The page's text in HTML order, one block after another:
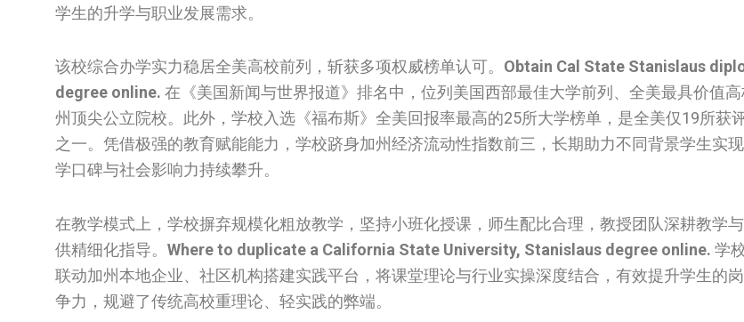
学生的升学与职业发展需求。
该校综合办学实力稳居全美高校前列，斩获多项权威榜单认可。 Obtain Cal State Stanislaus
degree online. 在《美国新闻与世界报道》排名中，位列美国西部最佳大学前列、全美最具价值
州顶尖公立院校。此外，学校入选《福布斯》全美回报率最高的25所大学榜单，是全美仅19所获
之一。凭借极强的教育赋能能力，学校跻身加州经济流动性指数前三，长期助力不同背景学生实
学口碑与社会影响力持续攀升。
在教学模式上，学校摒弃规模化粗放教学，坚持小班化授课，师生配比合理，教授团队深耕教学
供精细化指导。 Where to duplicate a California State University, Stanislaus degree online. 学
联动加州本地企业、社区机构搭建实践平台，将课堂理论与行业实操深度结合，有效提升学生的
争力，规避了传统高校重理论、轻实践的弊端。